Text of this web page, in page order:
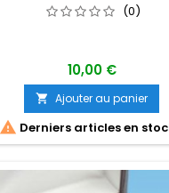
(0)
10,00 €
 Ajouter au panier
 Derniers articles en